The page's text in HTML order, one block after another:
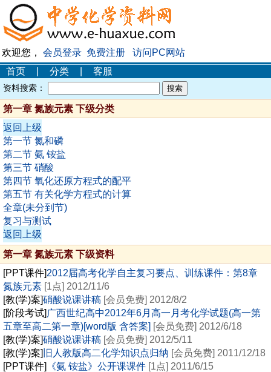
欢迎您， 会员登录 免费注册
访问PC网站
首页
分类 客服
资料搜索：
第一章 氮族元素 下级分类
返回上级
第一节 氮和磷
第二节 氨 铵盐
第三节 硝酸
第四节 氧化还原方程式的配平
第五节 有关化学方程式的计算
全章(未分到节)
复习与测试
返回上级
第一章 氮族元素 下级资料
[PPT课件]2012届高考化学自主复习要点、训练课件：第8章
氮族元素 [1点] 2012/11/6
[教(学)案]硝酸说课讲稿 [会员免费] 2012/8/2
[阶段考试] 广西世纪高中2012年6月高一月考化学试题(高一第
五章至高二第一章)[word版 含答案] [会员免费] 2012/6/18
[教(学)案]硝酸说课讲稿 [会员免费] 2012/5/11
[教(学)案] 旧人教版高二化学知识点归纳 [会员免费] 2011/12/18
[PPT课件]
《氨 铵盐》公开课课件 [1点] 2011/6/15